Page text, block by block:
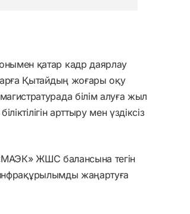
қатар кадр даярлау
Қытайдың жоғары оқу
білім алуға жыл
арттыру мен үздіксіз
«МАЭК» ЖШС балансына тегін
инфрақұрылымды жаңартуға